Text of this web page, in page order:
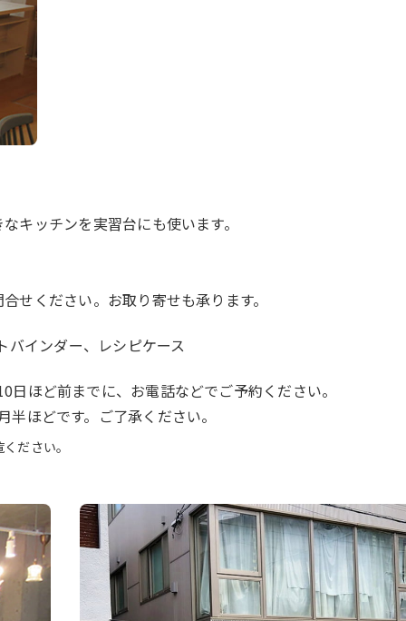
キッチンを実習台にも使います。
せください。お取り寄せも承ります。
インダー、レシピケース
ほど前までに、お電話などでご予約ください。
ほどです。ご了承ください。
ださい。